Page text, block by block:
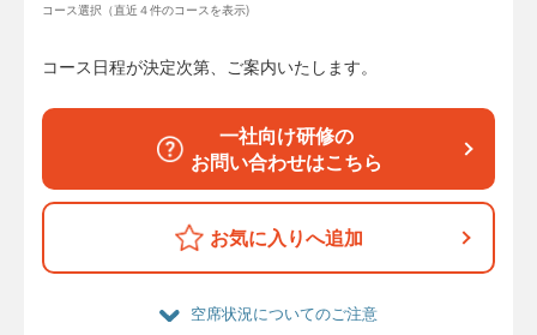
コース選択（直近４件のコースを表示)
コース日程が決定次第、ご案内いたします。
一社向け研修の
お問い合わせはこちら
お気に入りへ追加
空席状況についてのご注意